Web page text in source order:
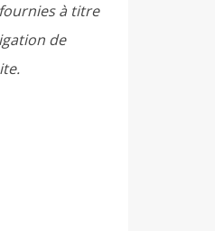
à titre
de